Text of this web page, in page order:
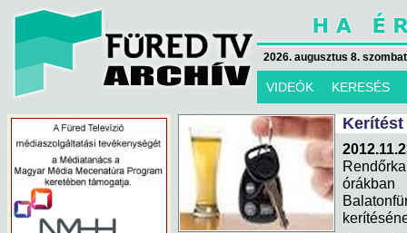
2026. augusztus 8.
VIDEÓK KERESÉS